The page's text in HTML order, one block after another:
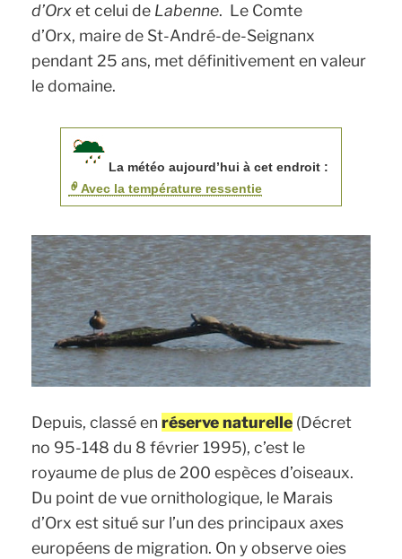
d’Orxet celui de Labenne. Le Comte
d’Orx, maire de St-André-de-Seignanx
pendant 25 ans, met définitivement en valeur
le domaine.
La météo aujourd’hui à cet endroit :
Avec la température ressentie
Depuis, classé enréserve naturelle (Décret
no 95-148 du 8 février 1995), c’est le
royaume de plus de 200 espèces d’oiseaux.
Du point de vue ornithologique, le Marais
d’Orx est situé sur l’un des principaux axes
européens de migration. On y observe oies